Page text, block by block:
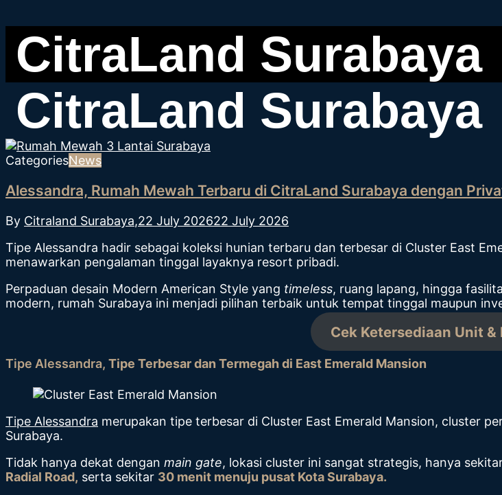
CategoriesNews
Alessandra, Rumah Mewah Terbaru di CitraLand Surabaya dengan
By Citraland Surabaya,22 July 202622 July 2026
Tipe Alessandra hadir sebagai koleksi hunian terbaru dan terbesar di Cluster East
menawarkan pengalaman tinggal layaknya resort pribadi.
Perpaduan desain Modern American Style yang timeless, ruang lapang, hingga
modern, rumah Surabaya ini menjadi pilihan terbaik untuk tempat tinggal maupun
Cek Ketersediaan Unit
Tipe Alessandra, Tipe Terbesar dan Termegah di East Emerald Mansion
Tipe Alessandra merupakan tipe terbesar di Cluster East Emerald Mansion, cluster
Surabaya.
Tidak hanya dekat dengan main gate, lokasi cluster ini sangat strategis, hanya
Radial Road, serta sekitar 30 menit menuju pusat Kota Surabaya.